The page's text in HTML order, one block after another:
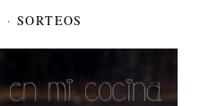
· SORTEOS